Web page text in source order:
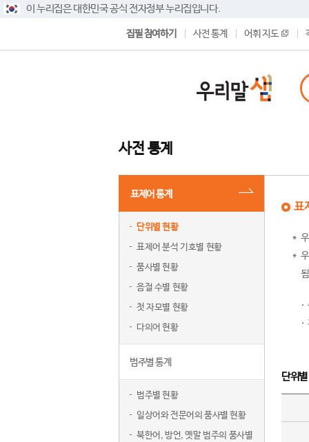
이 누리집은 대한민국 공식 전자정부 누리집입니다.
집필 참여하기 사전 통계 어휘 지도
사전 통계
표제어 통계
단위별 현황
표제어 분석 기호별 현황
품사별 현황
음절 수별 현황
첫 자모별 현황
다의어 현황
범주별 통계
범주별 현황
일상어와 전문어의 품사별 현황
북한어, 방언, 옛말 범주의 품사별
표
단위